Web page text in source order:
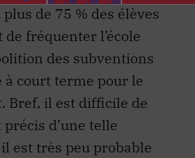
de 75 % des élèves
fréquenter l’école
des subventions
court terme pour le
Bref, il est difficile de
d’une telle
est très peu probable